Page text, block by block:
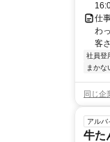
仕
わ
客
社員登
まかな
同じ企
アルバ
牛た